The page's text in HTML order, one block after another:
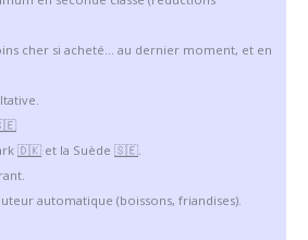
cher si acheté… au dernier moment, et en
🇩🇰 et la Suède🇸🇪
automatique (boissons, friandises).